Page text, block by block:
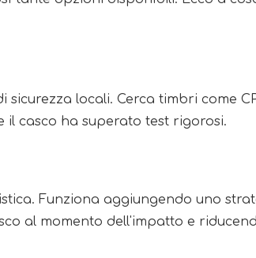
locali. Cerca timbri come
il casco ha superato test rigorosi.
Funziona aggiungendo uno
al momento dell'impatto e